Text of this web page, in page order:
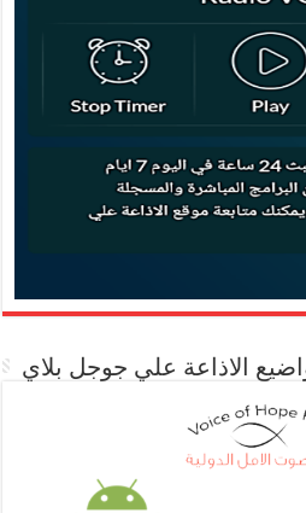
الاذاعة علي جوجل بلاي